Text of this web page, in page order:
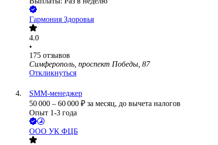
Гармония Здоровья
4.0
•
175 отзывов
Симферополь, проспект Победы, 87
Откликнуться
SMM-менеджер
50 000 – 60 000 ₽ за месяц, до вычета налогов
Опыт 1-3 года
ООО УК ФЦБ